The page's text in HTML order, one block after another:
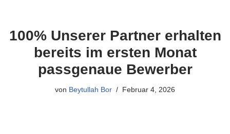
100% Unserer Partner erhalten
bereits im ersten Monat
passgenaue Bewerber
von Beytullah Bor Februar 4, 2026